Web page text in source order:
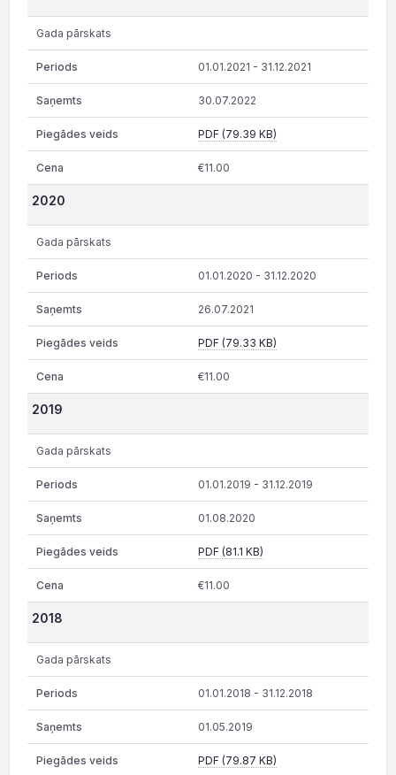
Gada pārskats
01.01.2021 - 31.12.2021
30.07.2022
PDF (79.39 KB)
€11.00
2020
Gada pārskats
01.01.2020 - 31.12.2020
26.07.2021
PDF (79.33 KB)
€11.00
2019
Gada pārskats
01.01.2019 - 31.12.2019
01.08.2020
PDF (81.1 KB)
€11.00
2018
Gada pārskats
01.01.2018 - 31.12.2018
01.05.2019
PDF (79.87 KB)